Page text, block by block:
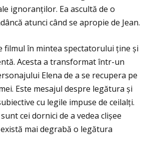
ignoranţilor. Ea ascultă de o
atunci când se apropie de Jean.
filmul în mintea spectatorului ţine și
Acesta a transformat într-un
Elena de a se recupera pe
Este mesajul despre legătura și
cu legile impuse de ceilalţi.
cei dornici de a vedea clișee
mai degrabă o legătura